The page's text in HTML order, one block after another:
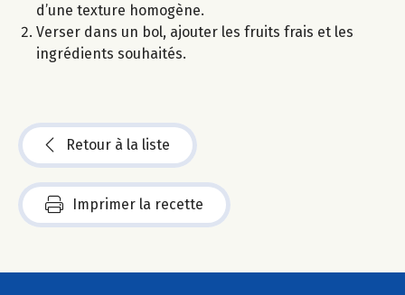
d’une texture homogène.
Verser dans un bol, ajouter les fruits frais et les
ingrédients souhaités.
Retour à la liste
Imprimer la recette